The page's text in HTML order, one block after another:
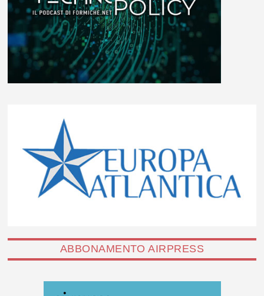
ABBONAMENTO AIRPRESS